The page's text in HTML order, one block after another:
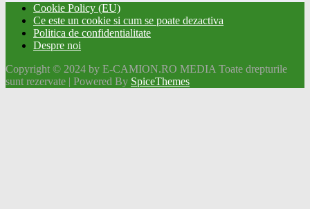
Cookie Policy (EU)
Ce este un cookie si cum se poate dezactiva
Politica de confidentialitate
Despre noi
Copyright © 2024 by E-CAMION.RO MEDIA Toate drepturile
sunt rezervate | Powered By SpiceThemes